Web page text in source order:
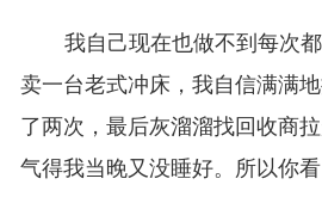
我自己现在也做不到每次
卖一台老式冲床，我自信满满
了两次，最后灰溜溜找回收商拉
气得我当晚又没睡好。所以你